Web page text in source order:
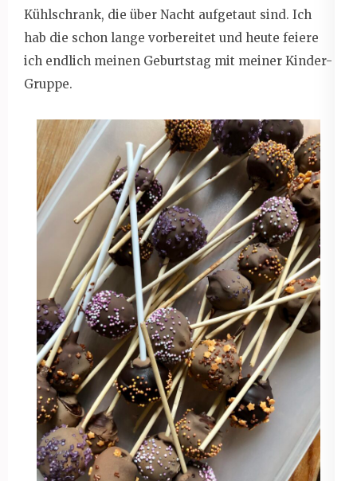
Kühlschrank, die über Nacht aufgetaut sind. Ich
hab die schon lange vorbereitet und heute feiere
ich endlich meinen Geburtstag mit meiner Kinder-
Gruppe.